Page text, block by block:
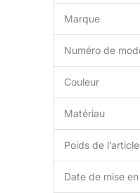
Marque
Numéro de
Couleur
Matériau
Poids de l’article
Date de mise